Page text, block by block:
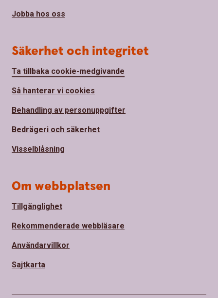
Jobba hos oss
Säkerhet och integritet
Ta tillbaka cookie-medgivande
Så hanterar vi cookies
Behandling av personuppgifter
Bedrägeri och säkerhet
Visselblåsning
Om webbplatsen
Tillgänglighet
Rekommenderade webbläsare
Användarvillkor
Sajtkarta